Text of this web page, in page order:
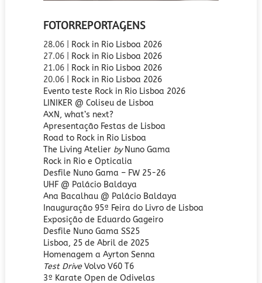
FOTORREPORTAGENS
28.06 |
Rock in Rio Lisboa 2026
27.06 |
Rock in Rio Lisboa 2026
21.06 |
Rock in Rio Lisboa 2026
20.06
| Rock in Rio Lisboa 2026
Evento teste Rock in Rio Lisboa 2026
LINIKER @ Coliseu de Lisboa
AXN, what’s next?
Apresentação Festas de Lisboa
Road to Rock in Rio Lisboa
The Living Atelier byNuno Gama
Rock in Rio e Opticalia
Desfile Nuno Gama – FW 25-26
UHF @ Palácio Baldaya
Ana Bacalhau @ Palácio Baldaya
Inauguração 95ª Feira do Livro de Lisboa
Exposição de Eduardo Gageiro
Desfile Nuno Gama SS25
Lisboa, 25 de Abril de 2025
Homenagem a Ayrton Senna
Test DriveVolvo V60 T6
3º Karate Open de Odivelas